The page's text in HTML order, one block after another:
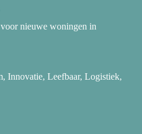
nieuwe woningen in
, Innovatie, Leefbaar, Logistiek,